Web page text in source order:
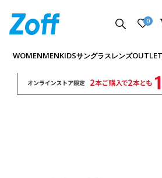
0
WOMENMENKIDSサングラスレンズOUTLET
商品詳細ページへ